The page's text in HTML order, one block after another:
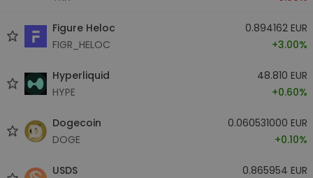
Figure Heloc
FIGR_HELOC
0.894162 EUR
+3.00%
Hyperliquid
HYPE
48.810 EUR
+0.60%
Dogecoin
DOGE
0.060531000 EUR
+0.10%
USDS
0.865954 EUR